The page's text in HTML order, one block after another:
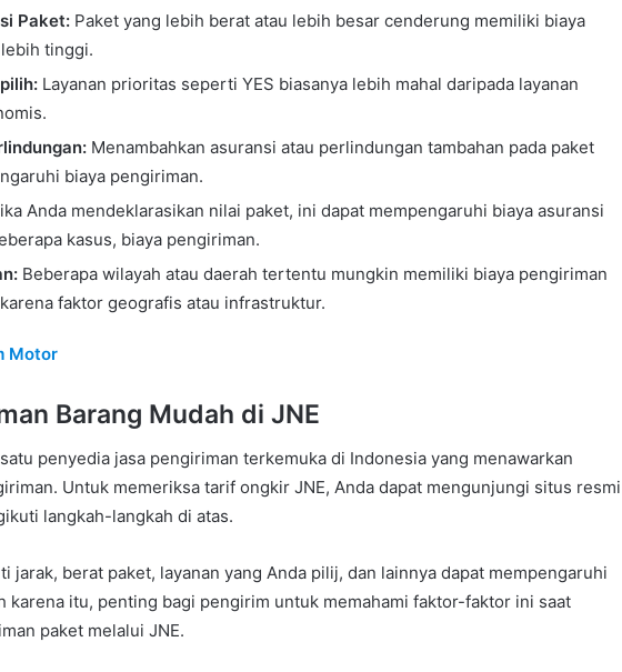
Paket: Paket yang lebih berat atau lebih besar cenderung memiliki biaya
tinggi.
Layanan prioritas seperti YES biasanya lebih mahal daripada layanan
Menambahkan asuransi atau perlindungan tambahan pada paket
biaya pengiriman.
Anda mendeklarasikan nilai paket, ini dapat mempengaruhi biaya asuransi
kasus, biaya pengiriman.
Beberapa wilayah atau daerah tertentu mungkin memiliki biaya pengiriman
faktor geografis atau infrastruktur.
Motor
Barang Mudah di JNE
penyedia jasa pengiriman terkemuka di Indonesia yang menawarkan
Untuk memeriksa tarif ongkir JNE, Anda dapat mengunjungi situs resmi
langkah-langkah di atas.
jarak, berat paket, layanan yang Anda pilij, dan lainnya dapat mempengaruhi
karena itu, penting bagi pengirim untuk memahami faktor-faktor ini saat
paket melalui JNE.